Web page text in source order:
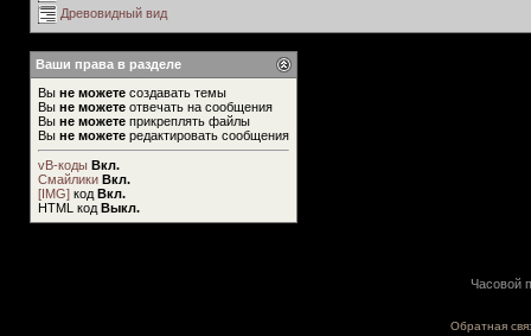
Древовидный вид
Ваши права в разделе
Вы не можете создавать темы
Вы не можете отвечать на сообщения
Вы не можете прикреплять файлы
Вы не можете редактировать сообщения
vB-коды Вкл.
Смайлики Вкл.
[IMG] код Вкл.
HTML код Выкл.
Часовой
Обратная